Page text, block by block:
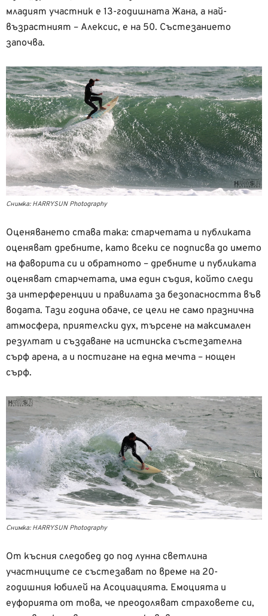
младият участник е 13-годишната Жана, а най-
възрастният – Алексис, е на 50. Състезанието
започва.
Снимка: HARRYSUN Photography
Оценяването става така: старчетата и публиката
оценяват дребните, като всеки се подписва до името
на фаворита си и обратното – дребните и публиката
оценяват старчетата, има един съдия, който следи
за интерференции и правилата за безопасността във
водата. Тази година обаче, се цели не само празнична
атмосфера, приятелски дух, търсене на максимален
резултат и създаване на истинска състезателна
сърф арена, а и постигане на една мечта – нощен
сърф.
Снимка: HARRYSUN Photography
От късния следобед до под лунна светлина
участниците се състезават по време на 20-
годишния юбилей на Асоциацията. Емоцията и
еуфорията от това, че преодоляват страховете си,